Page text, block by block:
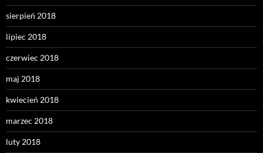
sierpień 2018
lipiec 2018
czerwiec 2018
maj 2018
kwiecień 2018
marzec 2018
luty 2018